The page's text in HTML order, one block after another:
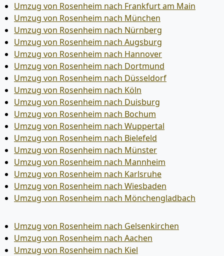
Umzug von Rosenheim nach Frankfurt am Main
Umzug von Rosenheim nach München
Umzug von Rosenheim nach Nürnberg
Umzug von Rosenheim nach Augsburg
Umzug von Rosenheim nach Hannover
Umzug von Rosenheim nach Dortmund
Umzug von Rosenheim nach Düsseldorf
Umzug von Rosenheim nach Köln
Umzug von Rosenheim nach Duisburg
Umzug von Rosenheim nach Bochum
Umzug von Rosenheim nach Wuppertal
Umzug von Rosenheim nach Bielefeld
Umzug von Rosenheim nach Münster
Umzug von Rosenheim nach Mannheim
Umzug von Rosenheim nach Karlsruhe
Umzug von Rosenheim nach Wiesbaden
Umzug von Rosenheim nach Mönchen­gladbach
Umzug von Rosenheim nach Gelsenkirchen
Umzug von Rosenheim nach Aachen
Umzug von Rosenheim nach Kiel